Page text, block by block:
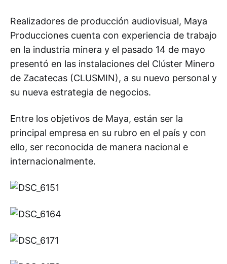
Realizadores de producción audiovisual, Maya
Producciones cuenta con experiencia de trabajo
en la industria minera y el pasado 14 de mayo
presentó en las instalaciones del Clúster Minero
de Zacatecas (CLUSMIN), a su nuevo personal y
su nueva estrategia de negocios.
Entre los objetivos de Maya, están ser la
principal empresa en su rubro en el país y con
ello, ser reconocida de manera nacional e
internacionalmente.